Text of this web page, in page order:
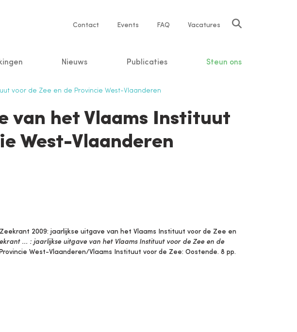
Service
Contact Events FAQ Vacatures
Nieuws Publicaties Steun ons
voor de Zee en de Provincie West-Vlaanderen
van het Vlaams Instituut
West-Vlaanderen
2009: jaarlijkse uitgave van het Vlaams Instituut voor de Zee en
... : jaarlijkse uitgave van het Vlaams Instituut voor de Zee en de
West-Vlaanderen/Vlaams Instituut voor de Zee: Oostende. 8 pp.